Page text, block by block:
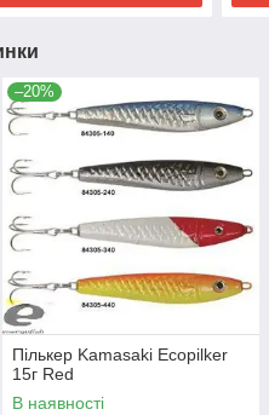
–20%
Пількер Kamasaki Ecopilker
15г Red
В наявності